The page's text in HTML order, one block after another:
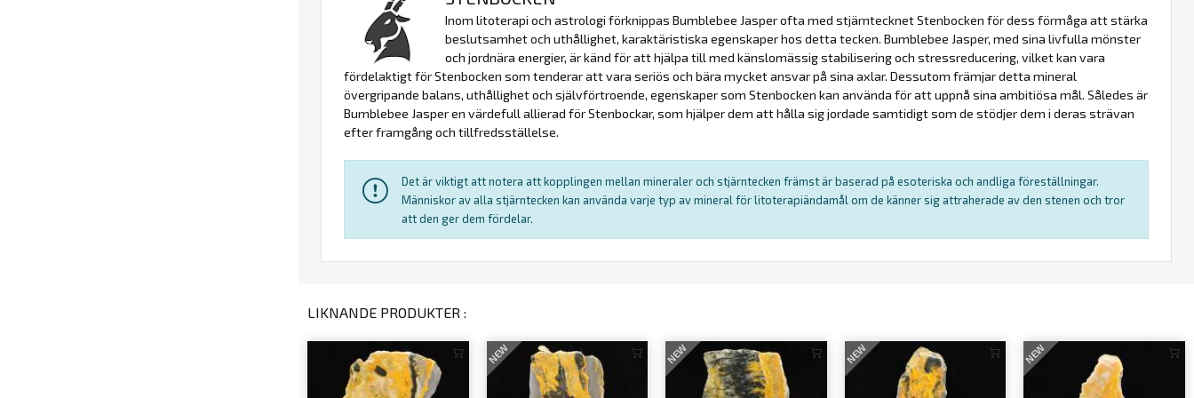
Inom litoterapi och astrologi förknippas Bumblebee Jasper ofta med stjärntecknet Stenbocken för dess förmåga att stärka
beslutsamhet och uthållighet, karaktäristiska egenskaper hos detta tecken. Bumblebee Jasper, med sina livfulla mönster
och jordnära energier, är känd för att hjälpa till med känslomässig stabilisering och stressreducering, vilket kan vara
fördelaktigt för Stenbocken som tenderar att vara seriös och bära mycket ansvar på sina axlar. Dessutom främjar detta mineral
övergripande balans, uthållighet och självförtroende, egenskaper som Stenbocken kan använda för att uppnå sina ambitiösa mål. Således är
Bumblebee Jasper en värdefull allierad för Stenbockar, som hjälper dem att hålla sig jordade samtidigt som de stödjer dem i deras strävan
efter framgång och tillfredsställelse.
Det är viktigt att notera att kopplingen mellan mineraler och stjärntecken främst är baserad på esoteriska och andliga föreställningar.
Människor av alla stjärntecken kan använda varje typ av mineral för litoterapiändamål om de känner sig attraherade av den stenen och tror
att den ger dem fördelar.
LIKNANDE PRODUKTER :
NEW NEW NEW NEW